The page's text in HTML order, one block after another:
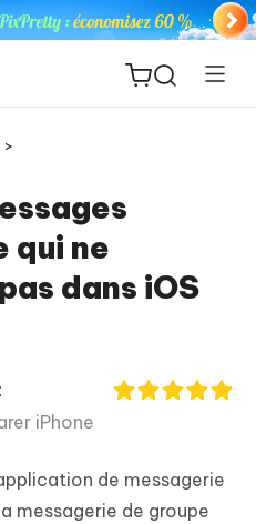
>
qui ne
dans iOS
iPhone
de messagerie
messagerie de groupe